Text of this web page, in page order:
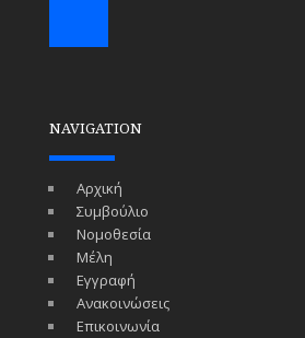
NAVIGATION
Αρχική
Συμβούλιο
Νομοθεσία
Μέλη
Εγγραφή
Ανακοινώσεις
Επικοινωνία